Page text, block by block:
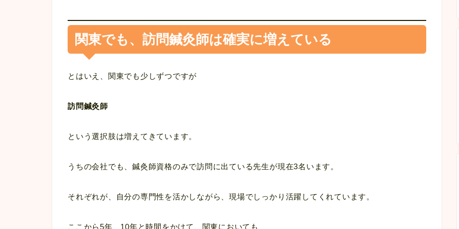
関東でも、訪問鍼灸師は確実に増えている
とはいえ、関東でも少しずつですが
訪問鍼灸師
という選択肢は増えてきています。
うちの会社でも、鍼灸師資格のみで訪問に出ている先生が現在3名います。
それぞれが、自分の専門性を活かしながら、現場でしっかり活躍してくれています。
ここから5年、10年と時間をかけて、関東においても